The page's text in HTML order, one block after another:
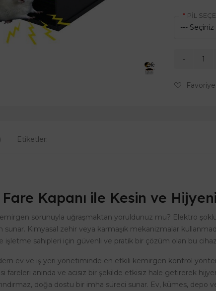
PİL
Etiketler:
Kapanı ile Kesin ve
sorunuyla uğraşmaktan yoruldunuz mu? Elektro şoklu
Kimyasal zehir veya karmaşık mekanizmalar
sahipleri için güvenli ve pratik bir çözüm olan bu cihaz,
ev ve iş yeri yönetiminde en etkili kemirgen kontrol
fareleri anında ve acısız bir şekilde etkisiz hale getirerek
doğa dostu bir imha süreci sunar. Ev, kümes, depo